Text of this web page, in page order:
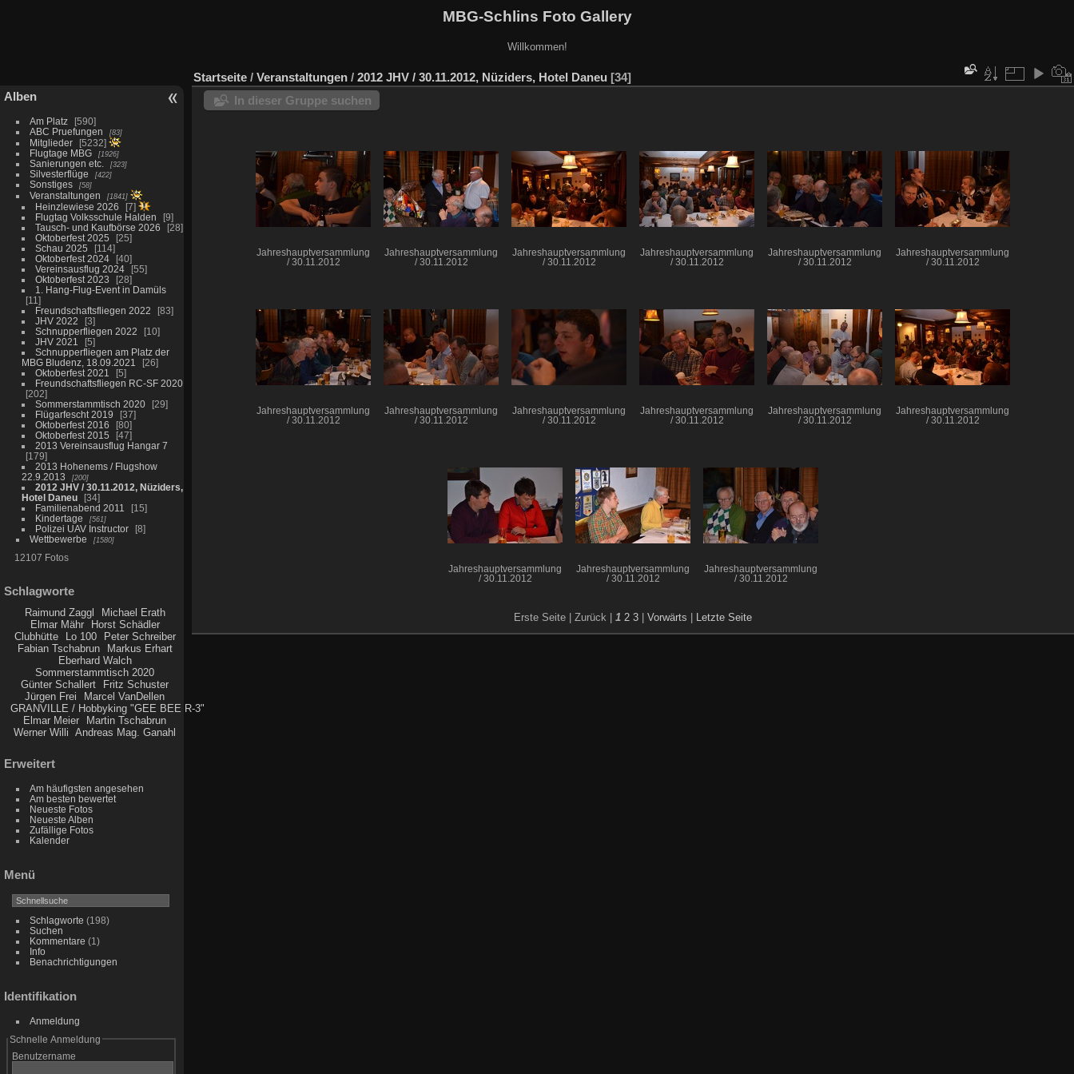
MBG-Schlins Foto Gallery
Willkommen!
Alben
Am Platz
590
ABC Pruefungen
83
Mitglieder
5232
Flugtage MBG
1926
Sanierungen etc. 323
Silvesterflüge 422
Sonstiges 58
Veranstaltungen 1841
Heinzlewiese 2026
7
Flugtag Volksschule Halden
9
Tausch- und Kaufbörse 2026
28
Oktoberfest 2025
25
Schau 2025
114
Oktoberfest 2024
40
Vereinsausflug 2024
55
Oktoberfest 2023
28
1. Hang-Flug-Event in Damüls
11
Freundschaftsfliegen 2022
83
JHV 2022
3
Schnupperfliegen 2022
10
JHV 2021
5
Schnupperfliegen am Platz der
MBG Bludenz, 18.09.2021
26
Oktoberfest 2021
5
Freundschaftsfliegen RC-SF 2020
202
Sommerstammtisch 2020
29
Flügarfescht 2019
37
Oktoberfest 2016
80
Oktoberfest 2015
47
2013 Vereinsausflug Hangar 7
179
2013 Hohenems / Flugshow
22.9.2013
200
2012 JHV / 30.11.2012, Nüziders,
Hotel Daneu
34
Familienabend 2011
15
Kindertage
561
Polizei UAV Instructor
8
Wettbewerbe
1580
12107 Fotos
Schlagworte
Raimund Zaggl
Michael Erath
Elmar Mähr
Horst Schädler
Clubhütte
Lo 100
Peter Schreiber
Fabian Tschabrun
Markus Erhart
Eberhard Walch
Sommerstammtisch 2020
Günter Schallert
Fritz Schuster
Jürgen Frei
Marcel VanDellen
GRANVILLE / Hobbyking "GEE BEE R-3"
Elmar Meier
Martin Tschabrun
Werner Willi
Andreas Mag. Ganahl
Erweitert
Am häufigsten angesehen
Am besten bewertet
Neueste Fotos
Neueste Alben
Zufällige Fotos
Kalender
Menü
Schlagworte (198)
Suchen
Kommentare (1)
Info
Benachrichtigungen
Identifikation
Anmeldung
Schnelle Anmeldung
Benutzername
Startseite / Veranstaltungen / 2012 JHV / 30.11.2012, Nüziders, Hotel Daneu 34
In dieser Gruppe suchen
Jahreshauptversammlung
/ 30.11.2012
Jahreshauptversammlung
/ 30.11.2012
Jahreshauptversammlung
/ 30.11.2012
Jahreshauptversammlung
/ 30.11.2012
Jahreshauptversammlung
/ 30.11.2012
Jahreshauptversammlung
/ 30.11.2012
Jahreshauptversammlung
/ 30.11.2012
Jahreshauptversammlung
/ 30.11.2012
Jahreshauptversammlung
/ 30.11.2012
Jahreshauptversammlung
/ 30.11.2012
Jahreshauptversammlung
/ 30.11.2012
Jahreshauptversammlung
/ 30.11.2012
Jahreshauptversammlung
/ 30.11.2012
Jahreshauptversammlung
/ 30.11.2012
Jahreshauptversammlung
/ 30.11.2012
Erste Seite | Zurück | 1 2 3 Vorwärts Letzte Seite